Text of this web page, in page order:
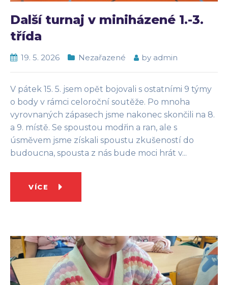
Další turnaj v miniházené 1.-3.
třída
19. 5. 2026 Nezařazené by admin
V pátek 15. 5. jsem opět bojovali s ostatními 9 týmy
o body v rámci celoroční soutěže. Po mnoha
vyrovnaných zápasech jsme nakonec skončili na 8.
a 9. místě. Se spoustou modřin a ran, ale s
úsměvem jsme získali spoustu zkušeností do
budoucna, spousta z nás bude moci hrát v...
VÍCE